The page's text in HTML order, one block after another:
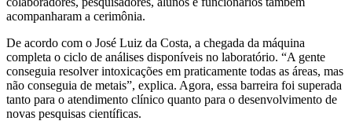
acompanharam a cerimônia.
De acordo com o José Luiz da Costa, a chegada da máquina
completa o ciclo de análises disponíveis no laboratório. “A gente
conseguia resolver intoxicações em praticamente todas as áreas, mas
não conseguia de metais”, explica. Agora, essa barreira foi superada
tanto para o atendimento clínico quanto para o desenvolvimento de
novas pesquisas científicas.